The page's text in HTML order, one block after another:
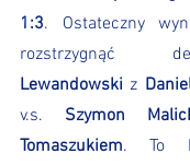
1:3. Ostateczny
rozstrzygnąć
Lewandowski z
v.s. Szymon
Tomaszukiem. To